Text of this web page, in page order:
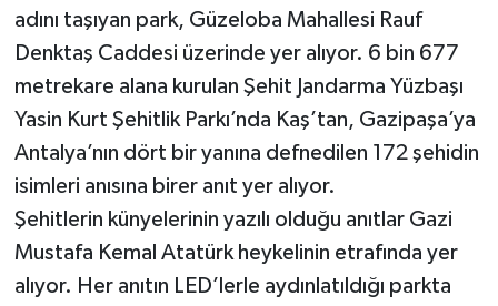
adını taşıyan park, Güzeloba Mahallesi Rauf
Denktaş Caddesi üzerinde yer alıyor. 6 bin 677
metrekare alana kurulan Şehit Jandarma Yüzbaşı
Yasin Kurt Şehitlik Parkı’nda Kaş’tan, Gazipaşa’ya
Antalya’nın dört bir yanına defnedilen 172 şehidin
isimleri anısına birer anıt yer alıyor.
Şehitlerin künyelerinin yazılı olduğu anıtlar Gazi
Mustafa Kemal Atatürk heykelinin etrafında yer
alıyor. Her anıtın LED’lerle aydınlatıldığı parkta
Yaşam